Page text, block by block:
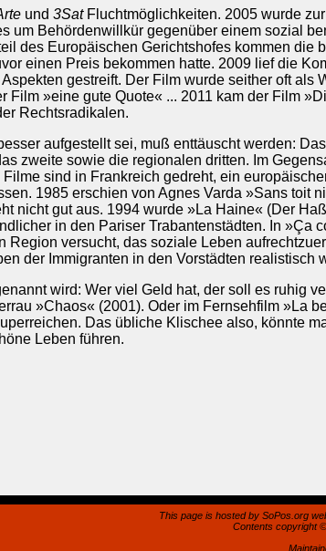
und 3Sat Fluchtmöglichkeiten. 2005 wurde
um Behördenwillkür gegenüber einem sozial
des Europäischen Gerichtshofes kommen die
einen Preis bekommen hatte. 2009 lief die
gestreift. Der Film wurde seither oft als
»eine gute Quote« ... 2011 kam der Film
Rechtsradikalen.
aufgestellt sei, muß enttäuscht werden:
zweite sowie die regionalen dritten. Im
sind in Frankreich gedreht, ein
1985 erschien von Agnes Varda »Sans toit
nicht gut aus. 1994 wurde »La Haine« (Der
in den Pariser Trabantenstädten. In »Ça
versucht, das soziale Leben
der Immigranten in den Vorstädten realistisch
wird: Wer viel Geld hat, der soll es ruhig
»Chaos« (2001). Oder im Fernsehfilm »La
Das übliche Klischee also, könnte
Leben führen.
This page is hosted by SoPos.org
Contents copyright